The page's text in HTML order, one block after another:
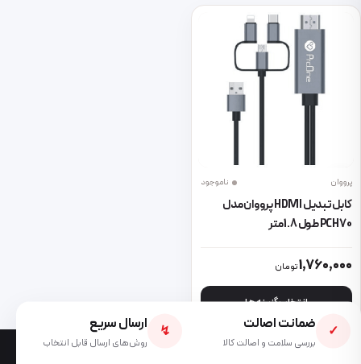
پرووان ناموجود
کابل تبدیل HDMI پرووان مدل
PCH70 طول 1.8 متر
1,760,000تومان
انتخاب گزینه ها
این محصول دارای انواع مختلفی می باشد. گزینه ها ممکن است در
✓ ضمانت اصالت
بررسی سلامت و اصالت کالا
↯ ارسال سریع
روش‌های ارسال قابل انتخاب